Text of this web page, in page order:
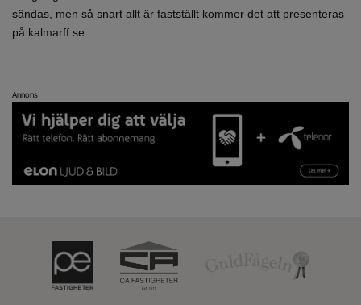
sändas, men så snart allt är fastställt kommer det att presenteras
på kalmarff.se.
Annons